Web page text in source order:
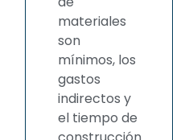
materiales
son
mínimos, los
gastos
indirectos y
el tiempo de